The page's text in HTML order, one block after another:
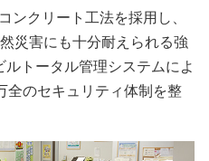
クリート工法を採用し、
災害にも十分耐えられる強
トータル管理システムによ
全のセキュリティ体制を整